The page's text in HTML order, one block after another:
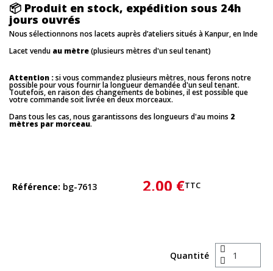
📦 Produit en stock, expédition sous 24h
jours ouvrés
Nous sélectionnons nos lacets auprès d’ateliers situés à Kanpur, en Inde
Lacet vendu au mètre(plusieurs mètres d'un seul tenant)
Attention :si vous commandez plusieurs mètres, nous ferons notre
possible pour vous fournir la longueur demandée d'un seul tenant.
Toutefois, en raison des changements de bobines, il est possible que
votre commande soit livrée en deux morceaux.
Dans tous les cas, nous garantissons des longueurs d'au moins 2
mètres par morceau.
Référence bg-7613 2,00 €TTC
Quantité